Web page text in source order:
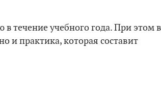
в течение учебного года. При этом в
и практика, которая составит